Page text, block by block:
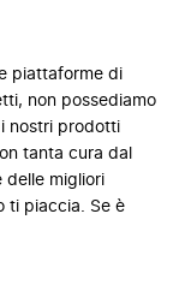
piattaforme di
non possediamo
nostri prodotti
tanta cura dal
delle migliori
ti piaccia. Se è